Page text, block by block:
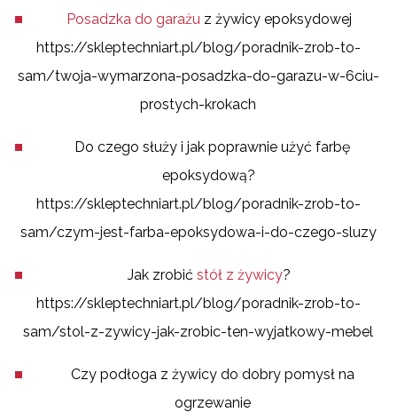
Posadzka do garażu z żywicy epoksydowej
https://skleptechniart.pl/blog/poradnik-zrob-to-
sam/twoja-wymarzona-posadzka-do-garazu-w-6ciu-
prostych-krokach
Do czego służy i jak poprawnie użyć farbę
epoksydową?
https://skleptechniart.pl/blog/poradnik-zrob-to-
sam/czym-jest-farba-epoksydowa-i-do-czego-sluzy
Jak zrobić stół z żywicy?
https://skleptechniart.pl/blog/poradnik-zrob-to-
sam/stol-z-zywicy-jak-zrobic-ten-wyjatkowy-mebel
Czy podłoga z żywicy do dobry pomysł na
ogrzewanie